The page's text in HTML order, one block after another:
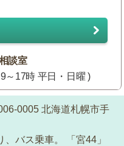
談室
～17時 平日・日曜 )
0005 北海道札幌市手
、バス乗車。
「宮44」